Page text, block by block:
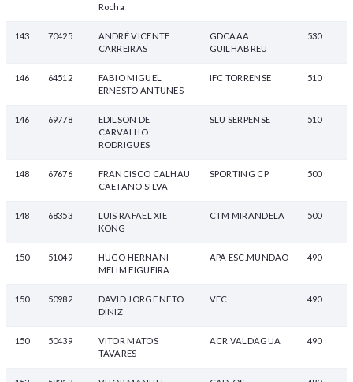
Rocha
143 70425
ANDRÉ VICENTE
CARREIRAS
GDCAAA
GUILHABREU
530
146 64512
FABIO MIGUEL
ERNESTO ANTUNES
IFC TORRENSE 510
146 69778
EDILSON DE
CARVALHO
RODRIGUES
SLU SERPENSE 510
148 67676
FRANCISCO CALHAU
CAETANO SILVA
SPORTING CP 500
148 68353
LUIS RAFAEL XIE
KONG
CTM MIRANDELA 500
150 51049
HUGO HERNANI
MELIM FIGUEIRA
APA ESC.MUNDAO 490
150 50982
DAVID JORGE NETO
DINIZ
VFC 490
150 50439
VITOR MATOS
TAVARES
ACR VALDAGUA 490